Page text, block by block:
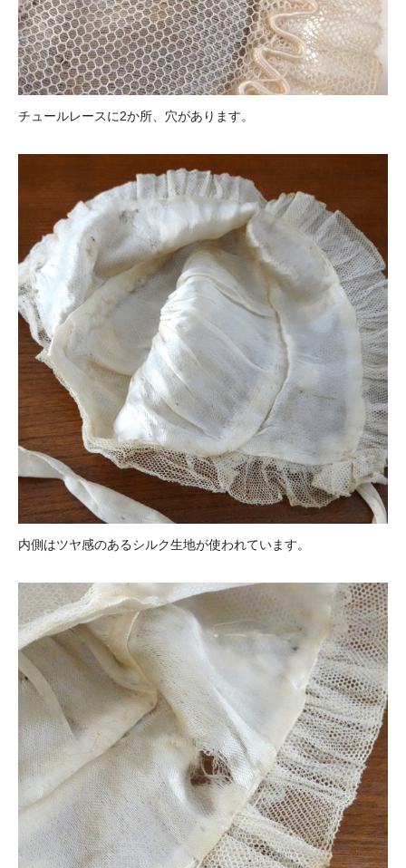
チュールレースに2か所、穴があります。
内側はツヤ感のあるシルク生地が使われています。